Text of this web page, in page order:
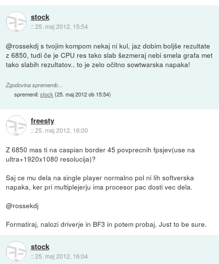
stock
::25. maj 2012, 15:54
@rossekdj s tvojim kompom nekaj ni kul, jaz dobim boljše rezultate
z 6850, tudi če je CPU res tako slab šezmeraj nebi smela grafa met
tako slabih rezultatov.. to je zelo očitno sowtwarska napaka!
Zgodovina sprememb…
spremenil:stock (25. maj 2012 ob 15:54)
freesty
::25. maj 2012, 16:00
Z 6850 mas ti na caspian border 45 povprecnih fpsjev(use na
ultra+1920x1080 resolucija)?
Saj ce mu dela na single player normalno pol ni lih softverska
napaka, ker pri multiplejerju ima procesor pac dosti vec dela.
@rossekdj
Formatiraj, nalozi driverje in BF3 in potem probaj. Just to be sure.
stock
::25. maj 2012, 16:04